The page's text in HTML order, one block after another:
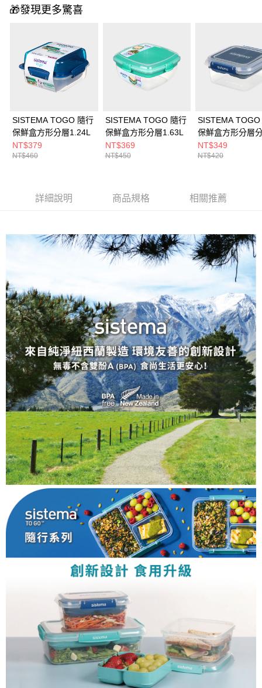
用戶於交易時，得透過本服務購買商品或服務，並由商店將買賣／分期付款
買賣價金債權讓與本公司後，依約使用本公司帳單繳交帳款。
由本公司與您本人進行分期帳單所需資料之確認、核對及更正。
3.完整用戶服務條款，請詳閱以下連結：
https://oppay.tw/userRule
🎁發現更多驚喜
SISTEMA TOGO 隨行
保鮮盒方形分層1.24L
NT$379
NT$460
SISTEMA TOGO 隨行
保鮮盒方形分層1.63L
NT$369
NT$450
SISTEMA TOGO
保鮮盒方形分層
1.15L
NT$349
NT$420
詳細說明 商品規格 相關推薦